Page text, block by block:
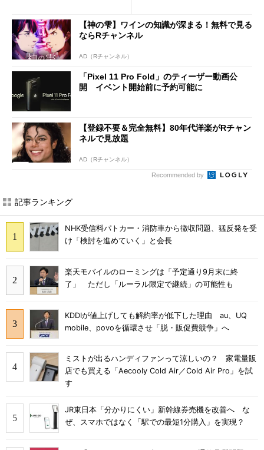
【神の雫】ワインの知識が深まる！無料で見る
ならRチャンネル
AD（Rチャンネル）
「Pixel 11 Pro Fold」のティーザー動画公
開 イベント開始前に予約可能に
【登録不要＆完全無料】80年代洋楽がRチャン
ネルで見放題
AD（Rチャンネル）
Recommended by
記事ランキング
NHK受信料パトカー・消防車から徴収問題、猛反発を受
け「検討を進めていく」と会長
楽天モバイルのローミングは「予定通り9月末に終
了」 ただし「ルーラル限定で継続」の可能性も
KDDIが値上げしても解約率が低下した理由 au、UQ
mobile、povoを循環させ「脱・販促費競争」へ
ミストが出るハンディファンって涼しいの？ 家電量販
店でも買える「Aecooly Cold Air／Cold Air Pro」を試
す
JR東日本「分かりにくい」新幹線券売機を改善へ な
ぜ、スマホではなく「駅での最短1分購入」を実現？